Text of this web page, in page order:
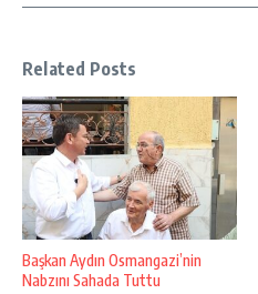
Related Posts
Başkan Aydın Osmangazi’nin
Nabzını Sahada Tuttu